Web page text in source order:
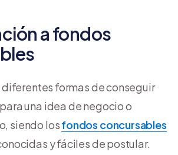
a fondos
diferentes formas de conseguir
una idea de negocio o
siendo losfondos concursables
y fáciles de postular.